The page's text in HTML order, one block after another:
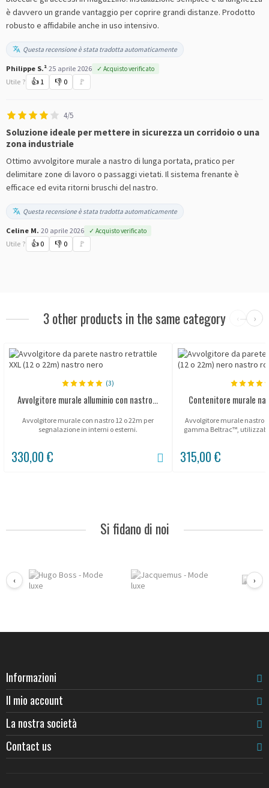
è davvero un grande vantaggio per coprire grandi distanze. Prodotto
robusto e affidabile anche in uso intensivo.
Questa recensione è stata tradotta automaticamente
Philippe S.²·25 aprile 2026 ✓ Acquisto verificato
Utile ? 👍 1 👎 0 🚩
4/5
Soluzione ideale per mettere in sicurezza un corridoio o una
zona industriale
Ottimo avvolgitore murale a nastro di lunga portata, pratico per
delimitare zone di lavoro o passaggi vietati. Il sistema frenante è
efficace ed evita ritorni bruschi del nastro.
Questa recensione è stata tradotta automaticamente
Celine M.·20 aprile 2026 ✓ Acquisto verificato
Utile ? 👍 0 👎 0 🚩
3 other products in the same category ‹ ›
(3)
Avvolgitore murale alluminio con nastro...
Avvolgitore murale con nastro 12 o 22m per
segnalazione in interni o esterni.
330,00 €
Contenitore murale
Avvolgitore murale nastro
gamma Beltrac™,
315,00 €
Si fidano di noi
‹ ›
Informazioni
Il mio account
La nostra società
Contact us